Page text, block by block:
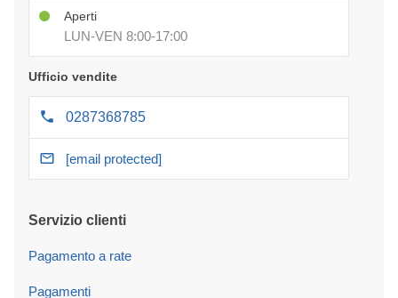
Aperti
LUN-VEN 8:00-17:00
Ufficio vendite
0287368785
[email protected]
Servizio clienti
Pagamento a rate
Pagamenti